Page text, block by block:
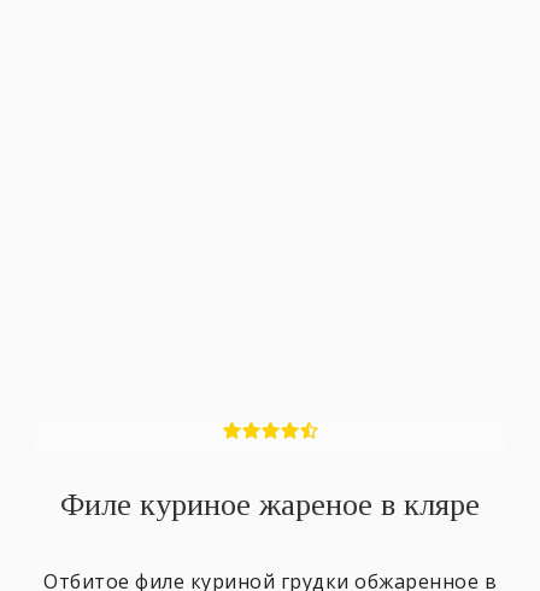
Филе куриное жареное в кляре
Отбитое филе куриной грудки обжаренное в